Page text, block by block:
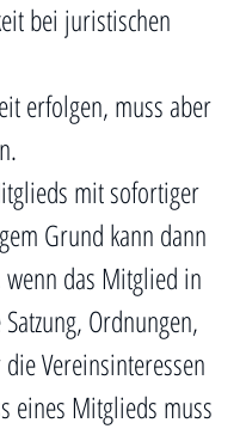
bei juristischen
erfolgen, muss aber
mit sofortiger
Grund kann dann
das Mitglied in
Ordnungen,
die Vereinsinteressen
eines Mitglieds muss